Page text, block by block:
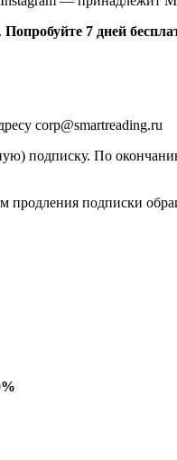
Попробуйте 7 дней
corp@smartreading.ru
подписку. По
продления подписки